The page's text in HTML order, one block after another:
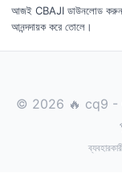
আজই CBAJI ডাউনলোড করুন
আনন্দদায়ক করে তোলে।
© 2026 🔥 cq9 -